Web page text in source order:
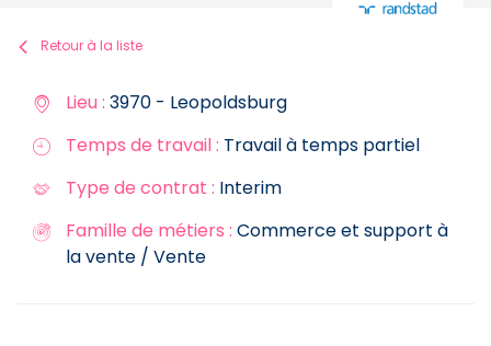
Retour à la liste
Lieu : 3970 - Leopoldsburg
Temps de travail : Travail à temps partiel
Type de contrat : Interim
Famille de métiers : Commerce et support à
la vente / Vente